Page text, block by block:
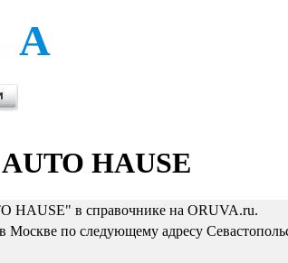
А
AUTO HAUSE
HAUSE" в справочнике на ORUVA.ru.
по следующему адресу